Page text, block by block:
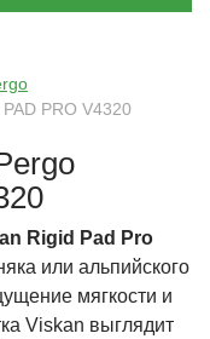
PRO V4320
Rigid Pad Pro
или альпийского
мягкости и
Viskan выглядит